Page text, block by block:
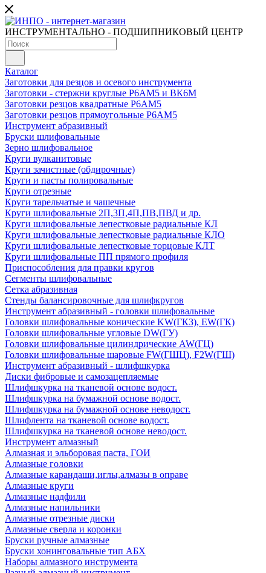
ИНСТРУМЕНТАЛЬНО - ПОДШИПНИКОВЫЙ ЦЕНТР
Каталог
Заготовки для резцов и осевого инструмента
Заготовки - стержни круглые Р6АМ5 и ВК6М
Заготовки резцов квадратные Р6АМ5
Заготовки резцов прямоугольные Р6АМ5
Инструмент абразивный
Бруски шлифовальные
Зерно шлифовальное
Круги вулканитовые
Круги зачистные (обдирочные)
Круги и пасты полировальные
Круги отрезные
Круги тарельчатые и чашечные
Круги шлифовальные 2П,3П,4П,ПВ,ПВД и др.
Круги шлифовальные лепестковые радиальные КЛ
Круги шлифовальные лепестковые радиальные КЛО
Круги шлифовальные лепестковые торцовые КЛТ
Круги шлифовальные ПП прямого профиля
Приспособления для правки кругов
Сегменты шлифовальные
Сетка абразивная
Стенды балансировочные для шлифкругов
Инструмент абразивный - головки шлифовальные
Головки шлифовальные конические KW(ГКЗ), EW(ГК)
Головки шлифовальные угловые DW(ГУ)
Головки шлифовальные цилиндрические AW(ГЦ)
Головки шлифовальные шаровые FW(ГШЦ), F2W(ГШ)
Инструмент абразивный - шлифшкурка
Диски фибровые и самозацепляемые
Шлифшкурка на тканевой основе водост.
Шлифшкурка на бумажной основе водост.
Шлифшкурка на бумажной основе неводост.
Шлифлента на тканевой основе водост.
Шлифшкурка на тканевой основе неводост.
Инструмент алмазный
Алмазная и эльборовая паста, ГОИ
Алмазные головки
Алмазные карандаши,иглы,алмазы в оправе
Алмазные круги
Алмазные надфили
Алмазные напильники
Алмазные отрезные диски
Алмазные сверла и коронки
Бруски ручные алмазные
Бруски хонинговальные тип АБХ
Наборы алмазного инструмента